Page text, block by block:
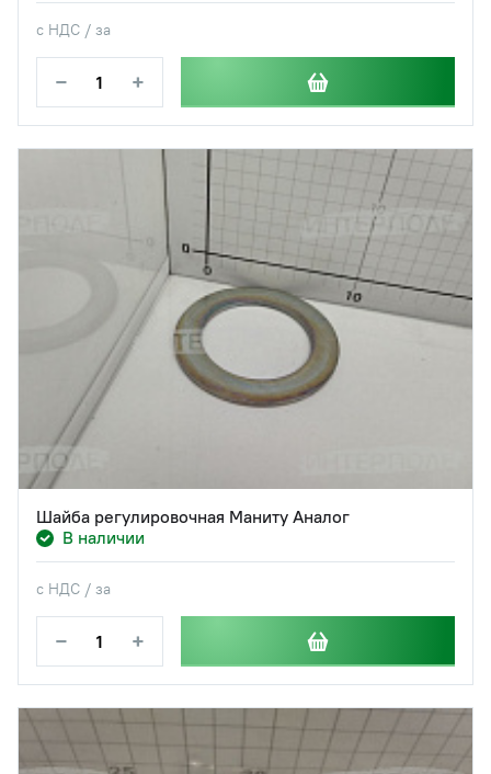
с НДС / за
− +
Шайба регулировочная Маниту Аналог
В наличии
с НДС / за
− +